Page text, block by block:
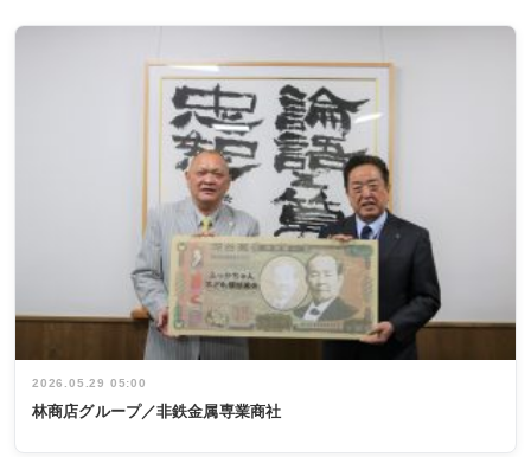
2026.05.29 05:00
林商店グループ／非鉄金属専業商社